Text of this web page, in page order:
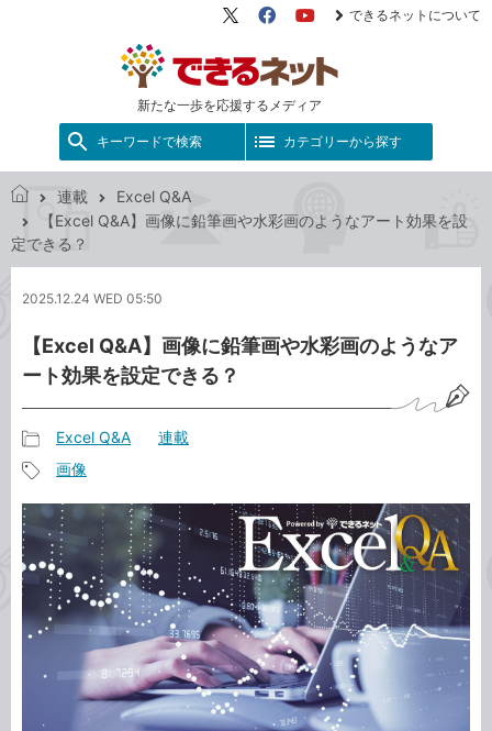
新たな一歩を応援するメディア
X（旧
FacebookYouTube
できるネットについて
キーワードで検索 カテゴリーから探す
き
ッ
連載
Excel Q&A
【Excel Q&A】画像に鉛筆画や水彩画のようなアート効果を設
定できる？
2025.12.24 WED 05:50
【Excel Q&A】画像に鉛筆画や水彩画のようなア
ート効果を設定できる？
事
カ
テ
ゴ
リ
Excel Q&A 連載
事
タ
グ
画像